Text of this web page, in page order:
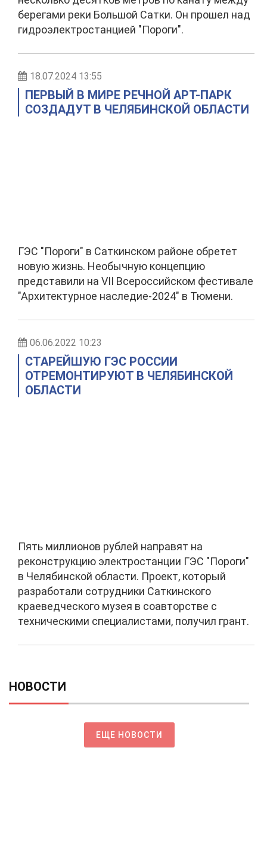
берегами реки Большой Сатки. Он прошел над
гидроэлектростанцией "Пороги".
18.07.2024 13:55
ПЕРВЫЙ В МИРЕ РЕЧНОЙ АРТ-ПАРК
СОЗДАДУТ В ЧЕЛЯБИНСКОЙ ОБЛАСТИ
ГЭС "Пороги" в Саткинском районе обретет
новую жизнь. Необычную концепцию
представили на VII Всероссийском фестивале
"Архитектурное наследие-2024" в Тюмени.
06.06.2022 10:23
СТАРЕЙШУЮ ГЭС РОССИИ
ОТРЕМОНТИРУЮТ В ЧЕЛЯБИНСКОЙ
ОБЛАСТИ
Пять миллионов рублей направят на
реконструкцию электростанции ГЭС "Пороги"
в Челябинской области. Проект, который
разработали сотрудники Саткинского
краеведческого музея в соавторстве с
техническими специалистами, получил грант.
НОВОСТИ
ЕЩЕ НОВОСТИ